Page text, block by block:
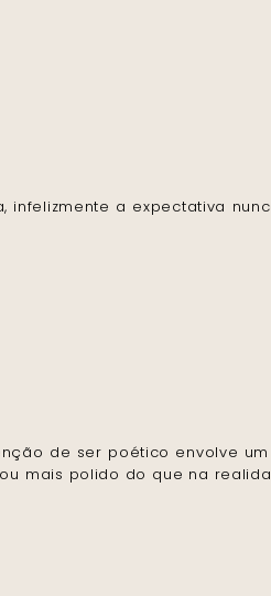
infelizmente a expectativa
de ser poético envolve
mais polido do que na